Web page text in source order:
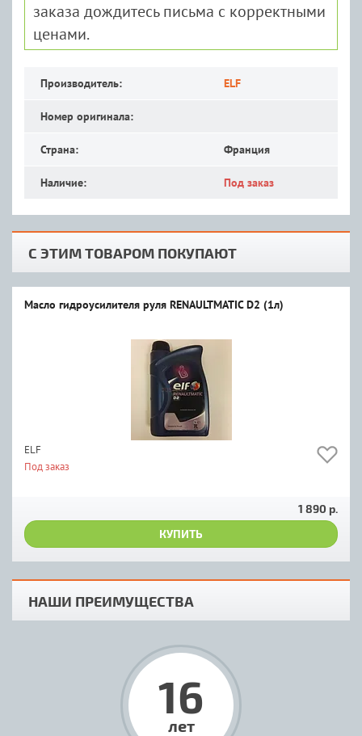
заказа дождитесь письма с корректными
ценами.
Производитель: ELF
Номер оригинала:
Страна: Франция
Наличие: Под заказ
С ЭТИМ ТОВАРОМ ПОКУПАЮТ
Масло гидроусилителя руля RENAULTMATIC D2 (1л)
ELF
Под заказ
1 890 р.
КУПИТЬ
НАШИ ПРЕИМУЩЕСТВА
16
лет